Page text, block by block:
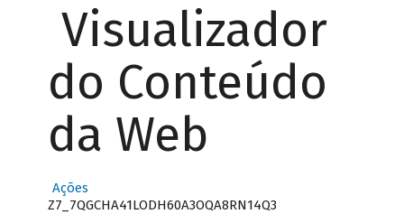
Visualizador
do Conteúdo
da Web
Ações
Z7_7QGCHA41LODH60A3OQA8RN14Q3